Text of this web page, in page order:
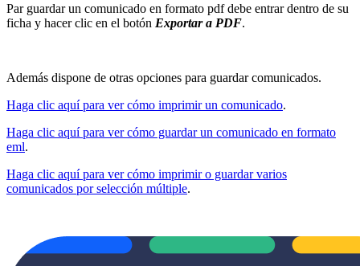
Par guardar un comunicado en formato pdf debe entrar dentro de su
ficha y hacer clic en el botón Exportar a PDF.
Además dispone de otras opciones para guardar comunicados.
Haga clic aquí para ver cómo imprimir un comunicado.
Haga clic aquí para ver cómo guardar un comunicado en formato
eml.
Haga clic aquí para ver cómo imprimir o guardar varios
comunicados por selección múltiple.